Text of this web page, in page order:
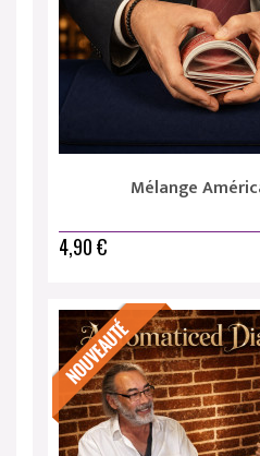
Mélange
4,90 €